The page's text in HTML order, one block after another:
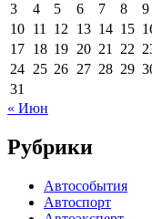
3
4 5 6 7 8
9
10 11 12 13 14 15
17 18 19 20 21 22
24 25 26 27 28 29
31
« Июн
Рубрики
Автособытия
Автоспорт